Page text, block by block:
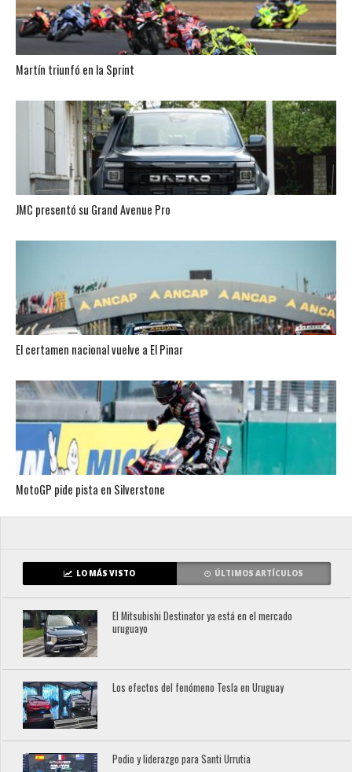
Martín triunfó en la Sprint
JMC presentó su Grand Avenue Pro
El certamen nacional vuelve a El Pinar
MotoGP pide pista en Silverstone
LO MÁS VISTO ÚLTIMOS ARTÍCULOS
El Mitsubishi Destinator ya está en el mercado
uruguayo
Los efectos del fenómeno Tesla en Uruguay
Podio y liderazgo para Santi Urrutia